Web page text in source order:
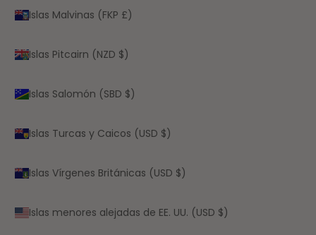
Islas Malvinas (FKP £)
Islas Pitcairn (NZD $)
Islas Salomón (SBD $)
Islas Turcas y Caicos (USD $)
Islas Vírgenes Británicas (USD $)
Islas menores alejadas de EE. UU. (USD $)